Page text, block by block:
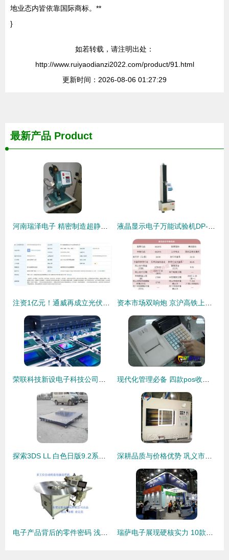
地业态内皆依靠国际商标。**
}
如若转载，请注明出处：
http://www.ruiyaodianzi2022.com/product/91.html
更新时间：2026-08-06 01:27:29
最新产品 Product